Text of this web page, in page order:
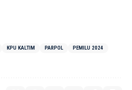
KPU KALTIM PARPOL
PEMILU 2024